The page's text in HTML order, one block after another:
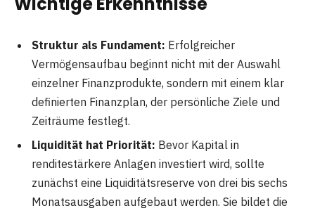
Struktur als Fundament: Erfolgreicher
Vermögensaufbau beginnt nicht mit der Auswahl
einzelner Finanzprodukte, sondern mit einem klar
definierten Finanzplan, der persönliche Ziele und
Zeiträume festlegt.
Liquidität hat Priorität: Bevor Kapital in
renditestärkere Anlagen investiert wird, sollte
zunächst eine Liquiditätsreserve von drei bis sechs
Monatsausgaben aufgebaut werden. Sie bildet die